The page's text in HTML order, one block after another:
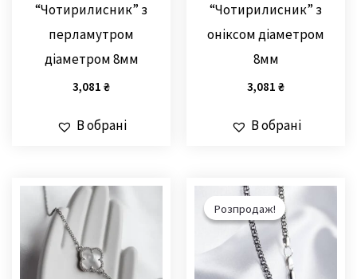
“Чотирилисник” з
перламутром
діаметром 8мм
3,081 ₴
В обрані
“Чотирилисник” з
оніксом діаметром
8мм
3,081 ₴
В обрані
Розпродаж!
Розпродаж!